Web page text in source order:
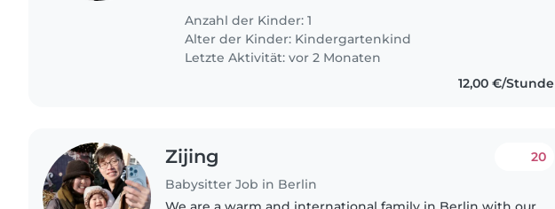
Anzahl der Kinder: 1
Alter der Kinder: Kindergartenkind
Letzte Aktivität: vor 2 Monaten
12,00 €/Stunde
Zijing
Babysitter Job in Berlin
20